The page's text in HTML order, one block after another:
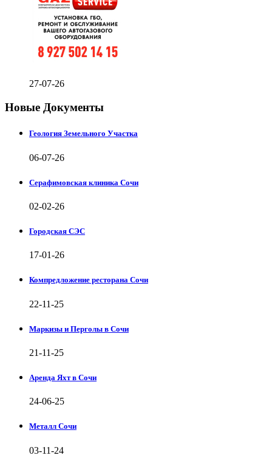
27-07-26
Новые Документы
Геология Земельного Участка
06-07-26
Серафимовская клиника Сочи
02-02-26
Городская СЭС
17-01-26
Компредложение ресторана Сочи
22-11-25
Маркизы и Перголы в Сочи
21-11-25
Аренда Яхт в Сочи
24-06-25
Металл Сочи
03-11-24